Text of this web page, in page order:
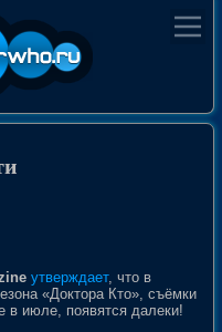
утверждает, что в
«Доктора Кто», съёмки
в июле, появятся далеки!